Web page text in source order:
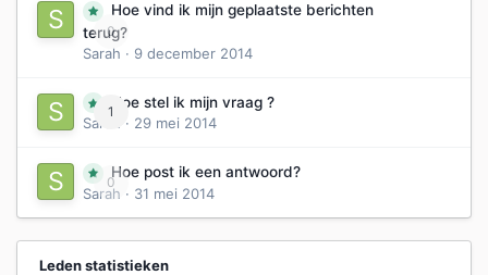
0
Hoe vind ik mijn geplaatste berichten
terug?
Sarah · 9 december 2014
1
Hoe stel ik mijn vraag ?
Sarah · 29 mei 2014
0
Hoe post ik een antwoord?
Sarah · 31 mei 2014
Leden statistieken